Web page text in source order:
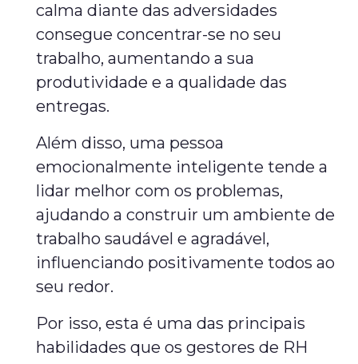
calma diante das adversidades
consegue concentrar-se no seu
trabalho, aumentando a sua
produtividade e a qualidade das
entregas.
Além disso, uma pessoa
emocionalmente inteligente tende a
lidar melhor com os problemas,
ajudando a construir um ambiente de
trabalho saudável e agradável,
influenciando positivamente todos ao
seu redor.
Por isso, esta é uma das principais
habilidades que os gestores de RH